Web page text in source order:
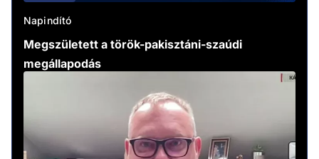
Napindító
Megszületett a török-pakisztáni-szaúdi
megállapodás